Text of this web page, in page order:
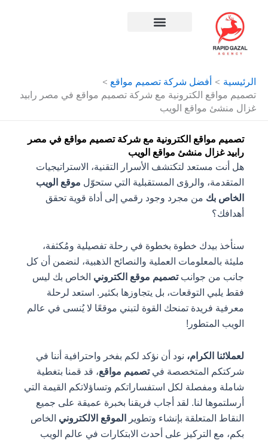
الرئيسية
أفضل شركة تصميم مواقع
تصميم مواقع الكترونية مع شركة تصميم مواقع في مصر رابيد
غزال منشئ مواقع الويب
تصميم مواقع الكترونية مع شركة تصميم مواقع في مصر
رابيد غزال منشئ مواقع الويب
هل أنت مستعد لتكتشف الأسرار التقنية، الاستراتيجيات
المتقدمة، والرؤى المستقبلية التي ستحوّل موقع الويب
الخاص بكمن مجرد وجود رقمي إلى أداة قوية تحقق
أهدافك؟
سنأخذ بيدك خطوة بخطوة في رحلة تفصيلية ومُكثفة،
مليئة بالمعلومات العملية والنصائح الذهبية، لنضمن أن كل
جانب من جوانبتصميم موقع الكترونيالخاص بك ليس
فقط يلبي التوقعات، بل يتجاوزها بكثير. استعد لرحلة
معرفية فريدة تمنحك القوة لتبني موقعًا لا يُنسى في عالم
الويب المتطور!
لعملائنا الكرام،نود أن نؤكد لكم بفخر واحترافية أننا في
شركتكم المتخصصة في تصميم مواقع، قد قمنا بتغطية
شاملة ومفصلة لكل استفساراتكم وتساؤلاتكم القيمة التي
أرسلتموها لنا. لقد أجاب فريقنا بخبرة عميقة على جميع
النقاط المتعلقة بإنشاء وتطويرالموقع الالكترونيالخاص
بكم، مع التركيز على أحدث الابتكارات في عالم الويب